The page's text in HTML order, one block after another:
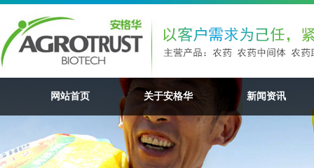
网站首页 关于安格华 新闻资讯